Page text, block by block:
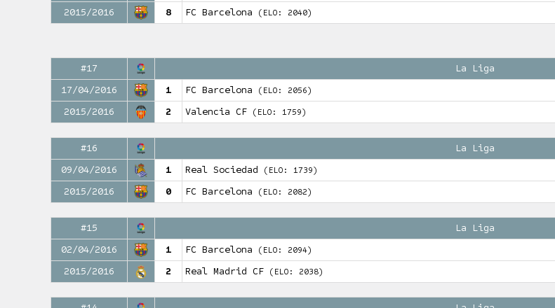
2015/2016 8 FC Barcelona (ELO: 2040)
#17 La Liga
17/04/2016
1 FC Barcelona (ELO: 2056)
2015/2016 2 Valencia CF (ELO: 1759)
#16 La Liga
09/04/2016
1 Real Sociedad (ELO: 1739)
2015/2016 0 FC Barcelona (ELO: 2082)
#15 La Liga
02/04/2016
1 FC Barcelona (ELO: 2094)
2015/2016 2 Real Madrid CF (ELO: 2038)